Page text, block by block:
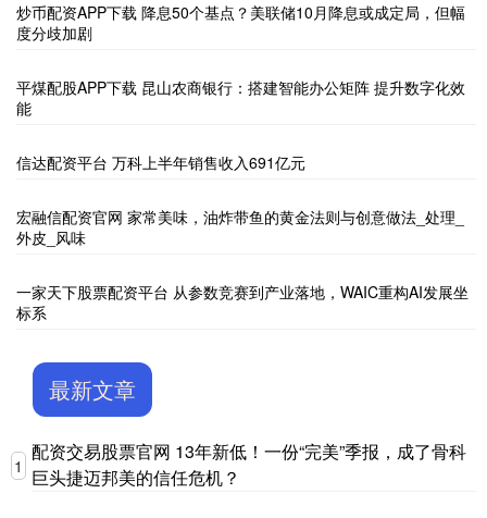
炒币配资APP下载 降息50个基点？美联储10月降息或成定局，但幅
度分歧加剧
平煤配股APP下载 昆山农商银行：搭建智能办公矩阵 提升数字化效
能
信达配资平台 万科上半年销售收入691亿元
宏融信配资官网 家常美味，油炸带鱼的黄金法则与创意做法_处理_
外皮_风味
一家天下股票配资平台 从参数竞赛到产业落地，WAIC重构AI发展坐
标系
最新文章
1
配资交易股票官网 13年新低！一份“完美”季报，成了骨科
巨头捷迈邦美的信任危机？